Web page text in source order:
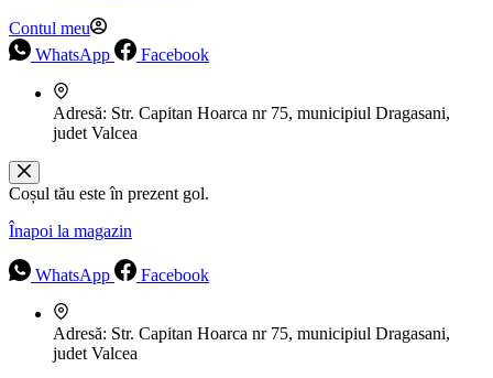
Contul meu
WhatsApp
Facebook
Adresă: Str. Capitan Hoarca nr 75, municipiul Dragasani,
judet Valcea
Coșul tău este în prezent gol.
Înapoi la magazin
WhatsApp Facebook
Adresă: Str. Capitan Hoarca nr 75, municipiul Dragasani,
judet Valcea